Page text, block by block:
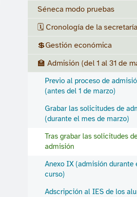
Séneca modo pruebas
🗓️ Cronología de la secretaría
💲Gestión económica
🏫 Admisión (del 1 al 31 de
Previo al proceso de
(antes del 1 de marzo)
Grabar las solicitudes de
(durante el mes de marzo)
Tras grabar las solicitudes
admisión
Anexo IX (admisión durante
curso)
Adscripción al IES de los